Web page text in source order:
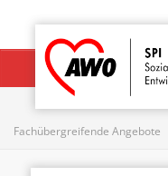
Startseite
Fachübergreifende Angebote